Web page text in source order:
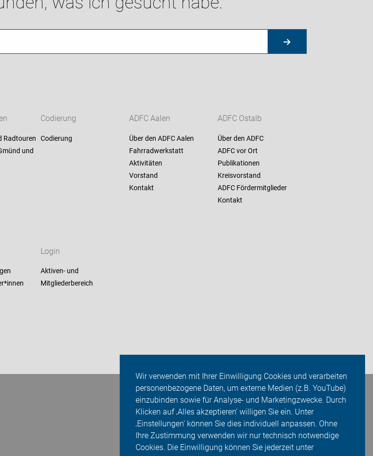
Wir verwenden mit Ihrer Einwilligung Cookies und verarbeiten
personenbezogene Daten, um externe Medien (z.B. YouTube)
einzubinden sowie für Analyse- und Marketingzwecke. Durch
Klicken auf ‚Alles akzeptieren‘ willigen Sie ein. Unter
‚Einstellungen‘ können Sie dies individuell anpassen. Ohne
Ihre Zustimmung verwenden wir nur technisch notwendige
Cookies. Die Einwilligung können Sie jederzeit unter
Radtouren
und
Codierung
Codierung
ADFC Aalen
Über den ADFC Aalen
Fahrradwerkstatt
Aktivitäten
Vorstand
Kontakt
ADFC Ostalb
Über den ADFC
ADFC vor Ort
Publikationen
Kreisvorstand
ADFC Fördermitglieder
Kontakt
Login
Aktiven- und
Mitgliederbereich